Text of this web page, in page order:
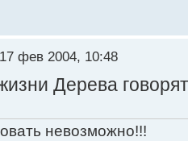
фев 2004, 10:48
Дерева
невозможно!!!